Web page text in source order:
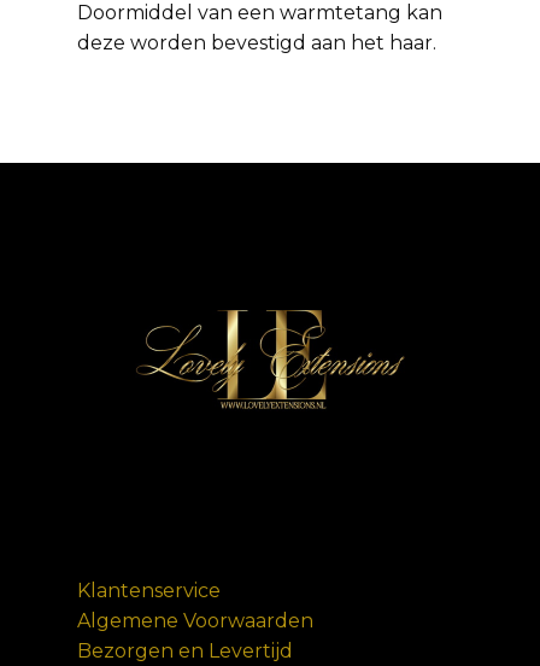
Doormiddel van een warmtetang kan
deze worden bevestigd aan het haar.
Klantenservice
Algemene Voorwaarden
Bezorgen en Levertijd